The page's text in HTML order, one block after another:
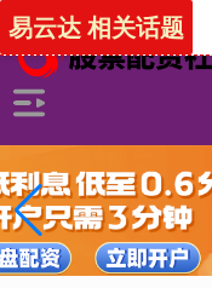
易云达 相关话题